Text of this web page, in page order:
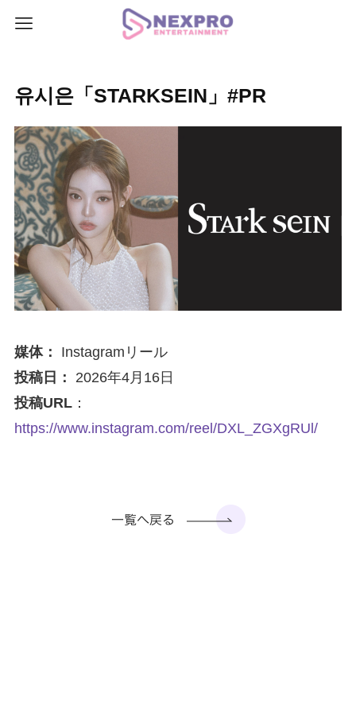
유시은「STARKSEIN」#PR
媒体：
Instagramリール
投稿日：
2026年4月16日
投稿URL：
https://www.instagram.com/reel/DXL_ZGXgRUl/